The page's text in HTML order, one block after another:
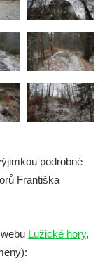
podrobné
Františka
Lužické hory,